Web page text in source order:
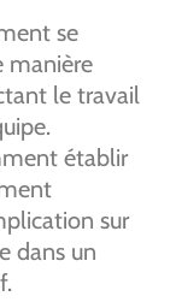
se
manière
le travail
établir
sur
dans un